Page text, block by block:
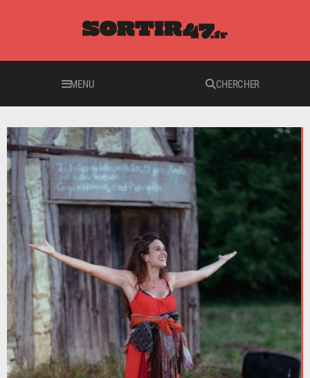
MENU CHERCHER